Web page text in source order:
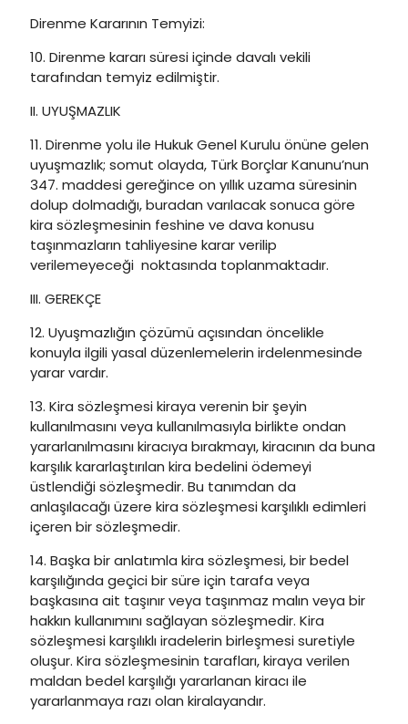
Direnme Kararının Temyizi:
10. Direnme kararı süresi içinde davalı vekili
tarafından temyiz edilmiştir.
II. UYUŞMAZLIK
11. Direnme yolu ile Hukuk Genel Kurulu önüne gelen
uyuşmazlık; somut olayda, Türk Borçlar Kanunu’nun
347. maddesi gereğince on yıllık uzama süresinin
dolup dolmadığı, buradan varılacak sonuca göre
kira sözleşmesinin feshine ve dava konusu
taşınmazların tahliyesine karar verilip
verilemeyeceği noktasında toplanmaktadır.
III. GEREKÇE
12. Uyuşmazlığın çözümü açısından öncelikle
konuyla ilgili yasal düzenlemelerin irdelenmesinde
yarar vardır.
13. Kira sözleşmesi kiraya verenin bir şeyin
kullanılmasını veya kullanılmasıyla birlikte ondan
yararlanılmasını kiracıya bırakmayı, kiracının da buna
karşılık kararlaştırılan kira bedelini ödemeyi
üstlendiği sözleşmedir. Bu tanımdan da
anlaşılacağı üzere kira sözleşmesi karşılıklı edimleri
içeren bir sözleşmedir.
14. Başka bir anlatımla kira sözleşmesi, bir bedel
karşılığında geçici bir süre için tarafa veya
başkasına ait taşınır veya taşınmaz malın veya bir
hakkın kullanımını sağlayan sözleşmedir. Kira
sözleşmesi karşılıklı iradelerin birleşmesi suretiyle
oluşur. Kira sözleşmesinin tarafları, kiraya verilen
maldan bedel karşılığı yararlanan kiracı ile
yararlanmaya razı olan kiralayandır.